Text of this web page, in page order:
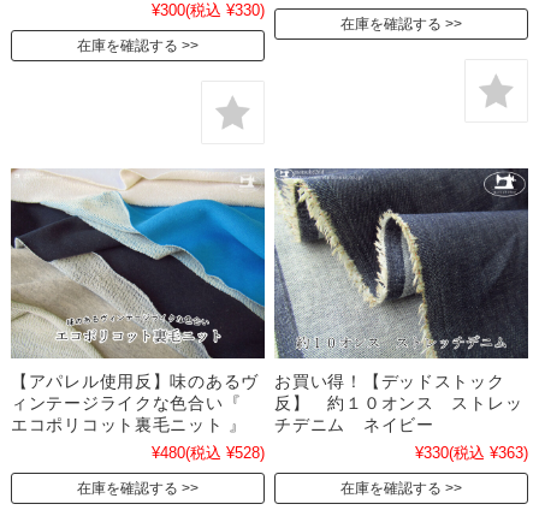
¥300(税込 ¥330)
在庫を確認する
在庫を確認する
【アパレル使用反】味のあるヴ
ィンテージライクな色合い『
エコポリコット裏毛ニット 』
¥480(税込 ¥528)
在庫を確認する
お買い得！【デッドストック
反】 約１０オンス ストレッ
チデニム ネイビー
¥330(税込 ¥363)
在庫を確認する